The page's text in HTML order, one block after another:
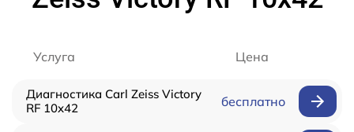
Услуга Цена
Диагностика Carl Zeiss Victory
RF 10x42
бесплатно